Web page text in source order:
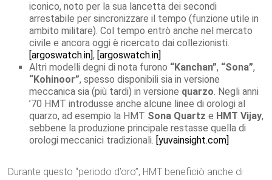
iconico, noto per la sua lancetta dei secondi
arrestabile per sincronizzare il tempo (funzione utile in
ambito militare). Col tempo entrò anche nel mercato
civile e ancora oggi è ricercato dai collezionisti.
[argoswatch.in], [argoswatch.in]
Altri modelli degni di nota furono “Kanchan”, “Sona”,
“Kohinoor”, spesso disponibili sia in versione
meccanica sia (più tardi) in versione quarzo. Negli anni
’70 HMT introdusse anche alcune linee di orologi al
quarzo, ad esempio la HMT Sona Quartz e HMT Vijay,
sebbene la produzione principale restasse quella di
orologi meccanici tradizionali. [yuvainsight.com]
Durante questo “periodo d’oro”, HMT beneficiò anche di